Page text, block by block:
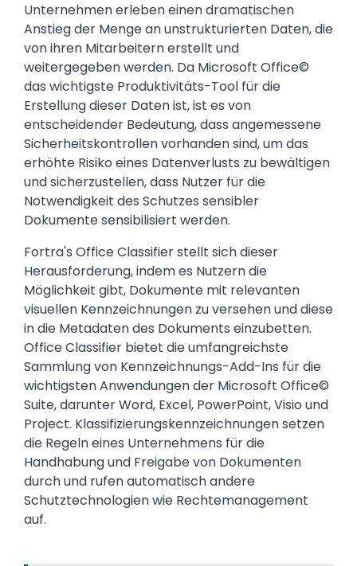
Text
Unternehmen erleben einen dramatischen
Anstieg der Menge an unstrukturierten Daten, die
von ihren Mitarbeitern erstellt und
weitergegeben werden. Da Microsoft Office©
das wichtigste Produktivitäts-Tool für die
Erstellung dieser Daten ist, ist es von
entscheidender Bedeutung, dass angemessene
Sicherheitskontrollen vorhanden sind, um das
erhöhte Risiko eines Datenverlusts zu bewältigen
und sicherzustellen, dass Nutzer für die
Notwendigkeit des Schutzes sensibler
Dokumente sensibilisiert werden.
Fortra's Office Classifier stellt sich dieser
Herausforderung, indem es Nutzern die
Möglichkeit gibt, Dokumente mit relevanten
visuellen Kennzeichnungen zu versehen und diese
in die Metadaten des Dokuments einzubetten.
Office Classifier bietet die umfangreichste
Sammlung von Kennzeichnungs-Add-Ins für die
wichtigsten Anwendungen der Microsoft Office©
Suite, darunter Word, Excel, PowerPoint, Visio und
Project. Klassifizierungskennzeichnungen setzen
die Regeln eines Unternehmens für die
Handhabung und Freigabe von Dokumenten
durch und rufen automatisch andere
Schutztechnologien wie Rechtemanagement
auf.